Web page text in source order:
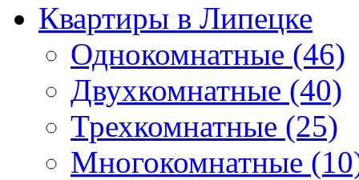
Квартиры в Липецке
Однокомнатные (46)
Двухкомнатные (40)
Трехкомнатные (25)
Многокомнатные